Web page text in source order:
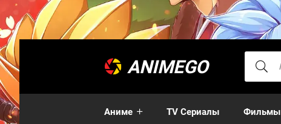
ANIMEGO
Аниме TV Сериалы Фильмы